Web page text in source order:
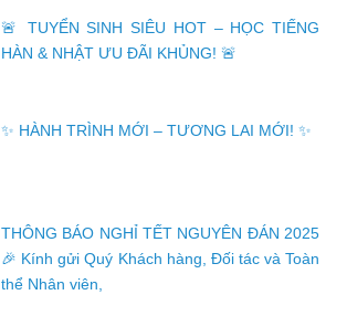
🚨 TUYỂN SINH SIÊU HOT – HỌC TIẾNG
HÀN & NHẬT ƯU ĐÃI KHỦNG! 🚨
✨ HÀNH TRÌNH MỚI – TƯƠNG LAI MỚI! ✨
THÔNG BÁO NGHỈ TẾT NGUYÊN ĐÁN 2025
🎉 Kính gửi Quý Khách hàng, Đối tác và Toàn
thể Nhân viên,